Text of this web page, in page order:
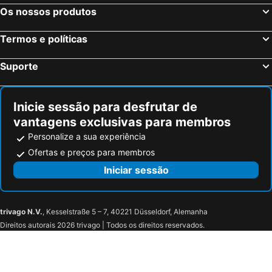
Os nossos produtos
Termos e políticas
Suporte
Inicie sessão para desfrutar de
vantagens exclusivas para membros
Personalize a sua experiência
Ofertas e preços para membros
Iniciar sessão
trivago N.V., Kesselstraße 5 – 7, 40221 Düsseldorf, Alemanha
Direitos autorais 2026 trivago | Todos os direitos reservados.